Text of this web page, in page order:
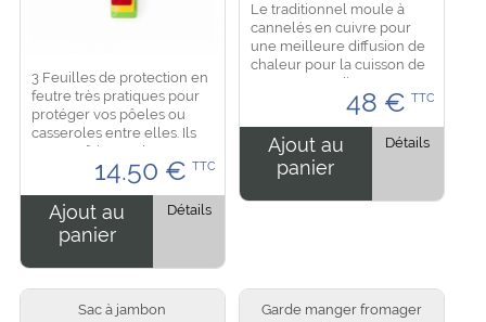
3 Feuilles de protection en
feutre très pratiques pour
protéger vos pôeles ou
casseroles entre elles. Ils
sont parfait pour les
ustensiles qui non pas de
revetement ou anti-
adhérant en évitant...
14.50 € TTC
Ajout au
panier
Détails
Le traditionnel moule à
cannelés en cuivre pour
une meilleure diffusion de
chaleur pour la cuisson de
ces gourmandises
bordelaises et une
caramélisation parfaite. Ne
pas mettre dans un micro
onde...
48 € TTC
Ajout au
panier
Détails
Sac à jambon
Garde manger fromager